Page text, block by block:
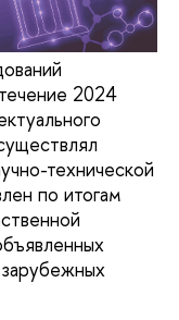
2024
технической
по итогам